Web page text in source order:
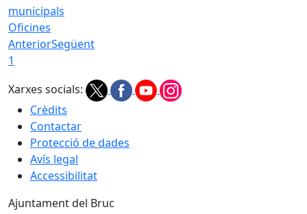
Oficines
AnteriorSegüent
1
Xarxes socials:
Crèdits
Contactar
Protecció de dades
Avís legal
Accessibilitat
Ajuntament del Bruc